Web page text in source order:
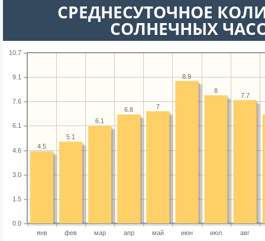
СРЕДНЕСУТОЧНОЕ
СОЛНЕЧНЫХ
янв фев мар апр май июн июл авг
0.0
1.5
3.0
4.6
6.1
7.6
9.1
10.7
7.7
8
8.9
7
6.8
6.1
5.1
4.5